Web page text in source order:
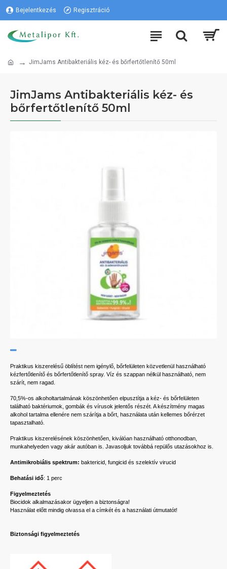
Bejelentkezés Regisztráció
JimJams Antibakteriális kéz- és bőrfertőtlenítő 50ml
JimJams Antibakteriális kéz- és
bőrfertőtlenítő 50ml
Praktikus kiszerelésű öblítést nem igénylő, bőrfelületen közvetlenül használható
kézfertőtlenítő és bőrfertőtlenítő spray. Víz és szappan nélkül használható, nem
szárít, nem ragad.
70,5%-os alkoholtartalmának köszönhetően elpusztítja a kéz- és bőrfelületen
található baktériumok, gombák és vírusok jelentős részét. A készítmény magas
alkohol tartalma ellenére nem szárítja a bőrt, használata után kellemes bőrérzet
tapasztalható.
Praktikus kiszerelésének köszönhetően, kiválóan használható otthonodban,
munkahelyeden vagy akár autóban is. Javasoljuk továbbá repülős utazásokhoz is.
Antimikrobiális spektrum: baktericid, fungicid és szelektív virucid
Behatási idő: 1 perc
Figyelmeztetés
Biocidok alkalmazásakor ügyeljen a biztonságra!
Használat előtt mindig olvassa el a címkét és a használati útmutatót!
Biztonsági figyelmeztetés